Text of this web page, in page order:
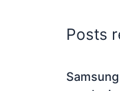
Posts
Samsung